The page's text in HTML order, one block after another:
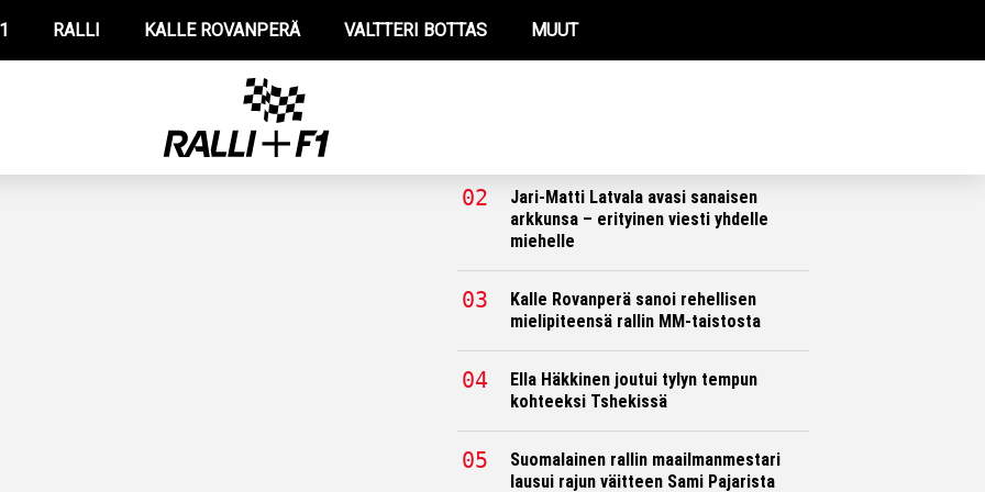
RALLI KALLE ROVANPERÄ VALTTERI BOTTAS MUUT
Jari-Matti Latvala avasi sanaisen
arkkunsa – erityinen viesti yhdelle
miehelle
Kalle Rovanperä sanoi rehellisen
mielipiteensä rallin MM-taistosta
Ella Häkkinen joutui tylyn tempun
kohteeksi Tshekissä
Suomalainen rallin maailmanmestari
lausui rajun väitteen Sami Pajarista